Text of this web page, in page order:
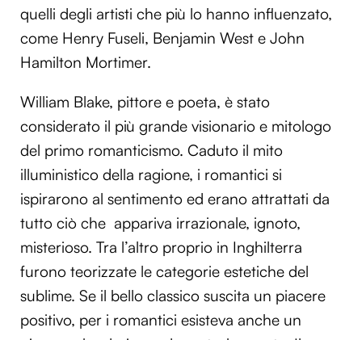
quelli degli artisti che più lo hanno influenzato,
come Henry Fuseli, Benjamin West e John
Hamilton Mortimer.
William Blake, pittore e poeta, è stato
considerato il più grande visionario e mitologo
del primo romanticismo. Caduto il mito
illuministico della ragione, i romantici si
ispirarono al sentimento ed erano attrattati da
tutto ciò che appariva irrazionale, ignoto,
misterioso. Tra l’altro proprio in Inghilterra
furono teorizzate le categorie estetiche del
sublime. Se il bello classico suscita un piacere
positivo, per i romantici esisteva anche un